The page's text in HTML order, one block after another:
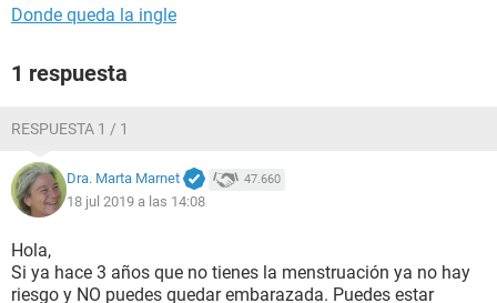
Donde queda la ingle
1 respuesta
RESPUESTA 1 / 1
Dra. Marta Marnet 47.660
18 jul 2019 a las 14:08
Hola,
Si ya hace 3 años que no tienes la menstruación ya no hay
riesgo y NO puedes quedar embarazada. Puedes estar